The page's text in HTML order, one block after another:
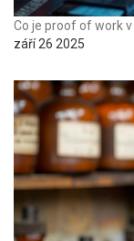
Co je proof of work
září 26 2025